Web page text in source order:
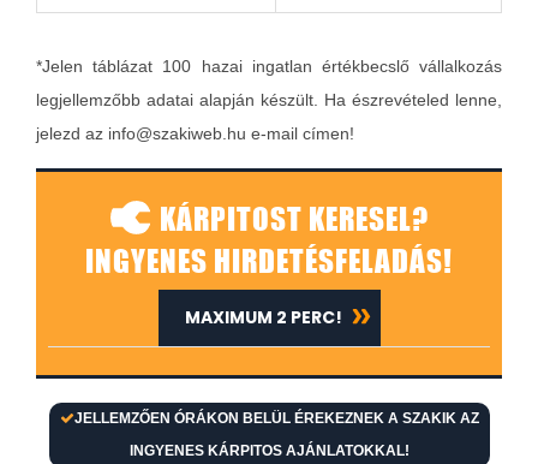
*Jelen táblázat 100 hazai ingatlan értékbecslő vállalkozás
legjellemzőbb adatai alapján készült. Ha észrevételed lenne,
jelezd az info@szakiweb.hu e-mail címen!
KÁRPITOST KERESEL?
INGYENES HIRDETÉSFELADÁS!
JELLEMZŐEN ÓRÁKON BELÜL ÉREKEZNEK A SZAKIK AZ
INGYENES KÁRPITOS AJÁNLATOKKAL!
MAXIMUM 2 PERC!